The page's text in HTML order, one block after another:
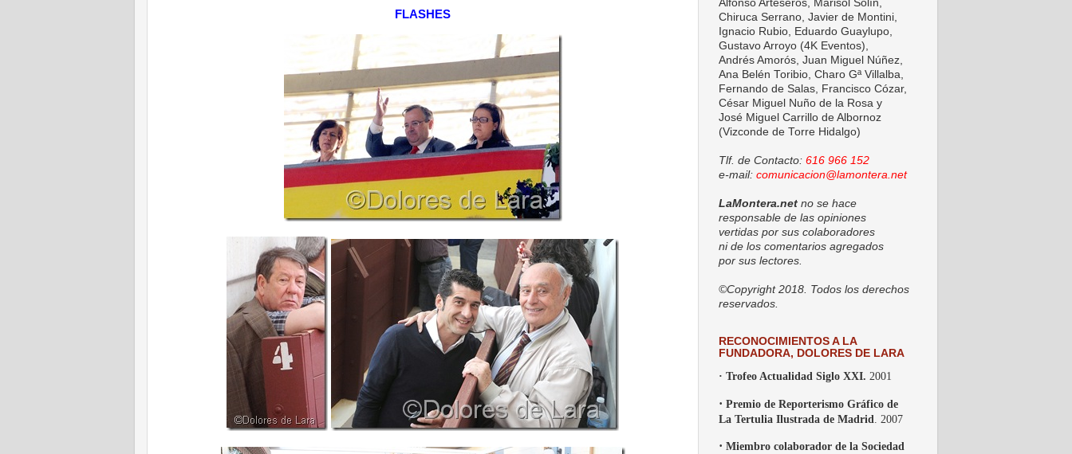
FLASHES
Alfonso Arteseros, Marisol Solín,
Chiruca Serrano, Javier de Montini,
Ignacio Rubio, Eduardo Guaylupo,
Gustavo Arroyo (4K Eventos),
Andrés Amorós, Juan Miguel Núñez,
Ana Belén Toribio, Charo Gª Villalba,
Fernando de Salas, Francisco Cózar,
César Miguel Nuño de la Rosa y
José Miguel Carrillo de Albornoz
(Vizconde de Torre Hidalgo)
Tlf. de Contacto: 616 966 152
e-mail: comunicacion@lamontera.net
LaMontera.net no se hace
responsable de las opiniones
vertidas por sus colaboradores
ni de los comentarios agregados
por sus lectores.
©Copyright 2018. Todos los derechos
reservados.
RECONOCIMIENTOS A LA
FUNDADORA, DOLORES DE LARA
· Trofeo Actualidad Siglo XXI. 2001
· Premio de Reporterismo Gráfico de
La Tertulia Ilustrada de Madrid . 2007
· Miembro colaborador de la Sociedad